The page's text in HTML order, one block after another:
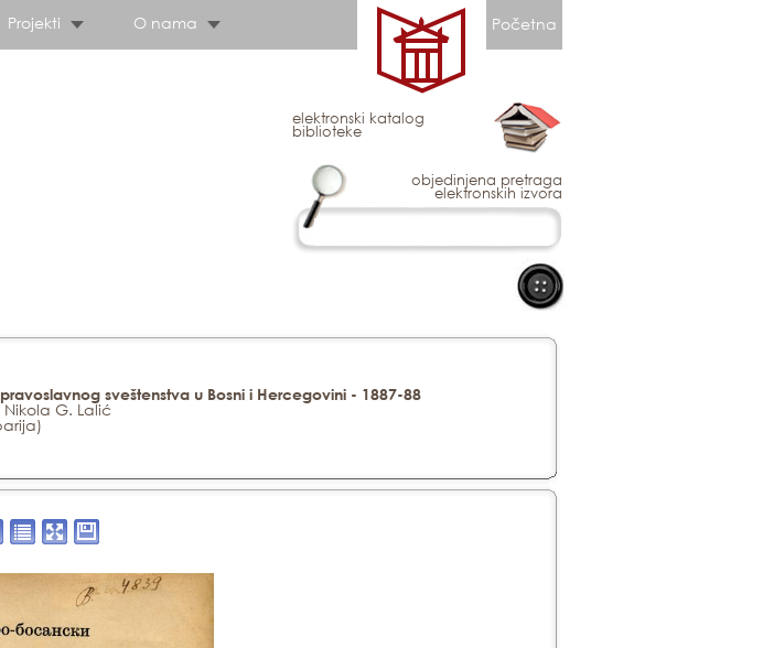
Projekti O nama Početna
elektronski katalog
biblioteke
objedinjena pretraga
elektronskih izvora
sveštenstva u Bosni i Hercegovini - 1887-88
G. Lalić